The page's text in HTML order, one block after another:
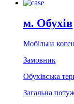
м. Обухів
Мобільна
Замовник
Обухівська
Загальна